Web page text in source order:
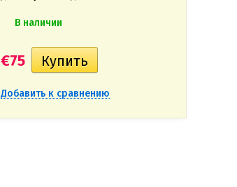
В наличии
€75
Добавить к сравнению